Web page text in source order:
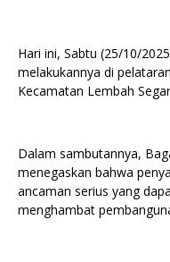
Hari ini, Sabtu (25/10/
melakukannya di
Kecamatan Lembah
Dalam sambutannya,
menegaskan bahwa
ancaman serius yang
menghambat